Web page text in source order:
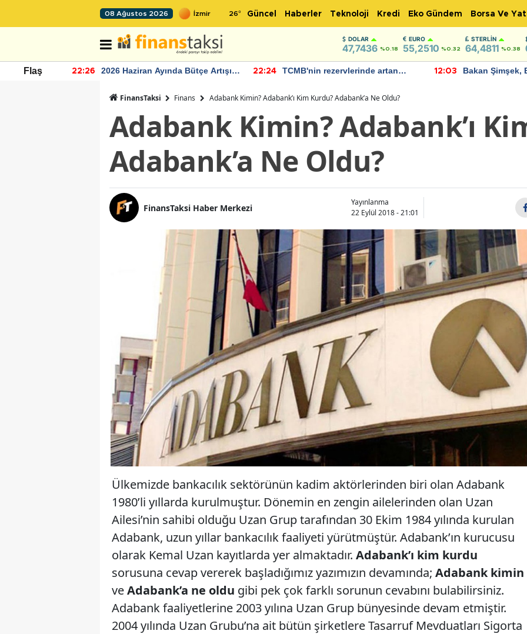
08 Ağustos 2026 26° Güncel Haberler Teknoloji Kredi Eko Gündem Borsa Ve
DOLAR
47,7436 %0.18
EURO
55,2510 %0.32
STERLIN
64,4811 %0.38
Flaş 22:26
2026 Haziran Ayında Bütçe Artışı
22:24
TCMB'nin rezervlerinde artan
12:03
Bakan Şimşek,
FinansTaksi Finans Adabank Kimin? Adabank’ı Kim Kurdu? Adabank’a Ne Oldu?
Adabank Kimin? Adabank’ı
Adabank’a Ne Oldu?
FinansTaksi Haber Merkezi
Yayınlanma
22 Eylül 2018 - 21:01
Ülkemizde bankacılık sektörünün kadim aktörlerinden biri olan Adabank
1980’li yıllarda kurulmuştur. Dönemin en zengin ailelerinden olan Uzan
Ailesi’nin sahibi olduğu Uzan Grup tarafından 30 Ekim 1984 yılında kurulan
Adabank, uzun yıllar bankacılık faaliyeti yürütmüştür. Adabank’ın kurucusu
olarak Kemal Uzan kayıtlarda yer almaktadır. Adabank’ı kim kurdu
sorusuna cevap vererek başladığımız yazımızın devamında; Adabank kimin
veAdabank’a ne oldu gibi pek çok farklı sorunun cevabını bulabilirsiniz.
Adabank faaliyetlerine 2003 yılına Uzan Grup bünyesinde devam etmiştir.
2004 yılında Uzan Grubu’na ait bütün şirketlere Tasarruf Mevduatları Sigorta